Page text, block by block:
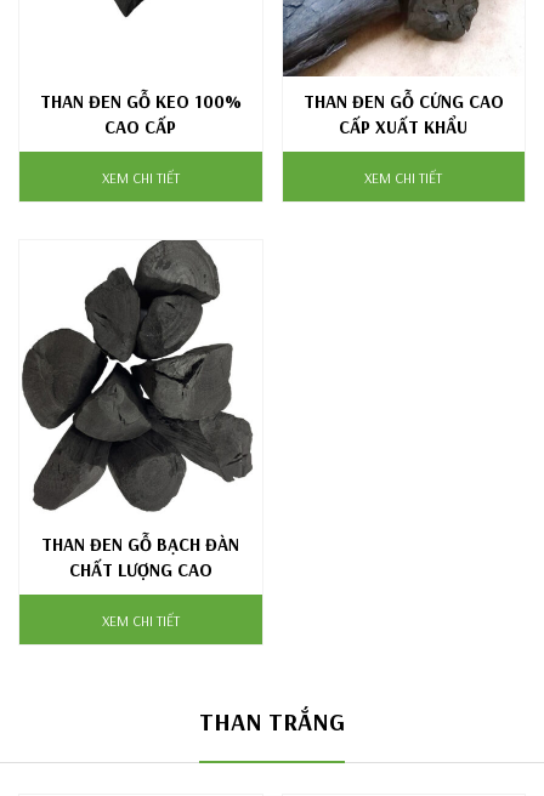
THAN ĐEN GỖ KEO 100%
CAO CẤP
XEM CHI TIẾT
THAN ĐEN GỖ CỨNG CAO
CẤP XUẤT KHẨU
XEM CHI TIẾT
THAN ĐEN GỖ BẠCH ĐÀN
CHẤT LƯỢNG CAO
XEM CHI TIẾT
THAN TRẮNG